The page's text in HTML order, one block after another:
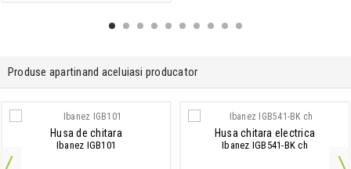
Produse apartinand aceluiasi producator
Husa de chitara
Ibanez IGB101
Husa chitara electrica
Ibanez IGB541-BK ch